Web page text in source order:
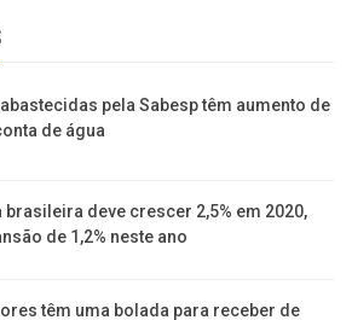
pela Sabesp têm aumento de
de água
brasileira deve crescer 2,5% em 2020,
de 1,2% neste ano
têm uma bolada para receber de